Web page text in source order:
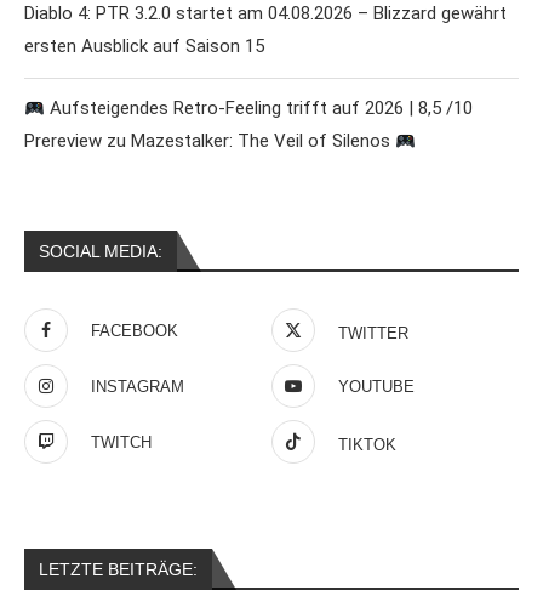
Diablo 4: PTR 3.2.0 startet am 04.08.2026 – Blizzard gewährt
ersten Ausblick auf Saison 15
Aufsteigendes Retro-Feeling trifft auf 2026 | 8,5 /10
Prereview zu Mazestalker: The Veil of Silenos
SOCIAL MEDIA:
FACEBOOK TWITTER
INSTAGRAM YOUTUBE
TWITCH TIKTOK
LETZTE BEITRÄGE: